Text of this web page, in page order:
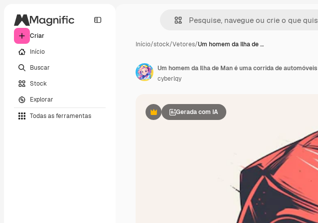
Criar
Início
Buscar
Stock
Explorar
Todas as ferramentas
Início/stock/Vetores/Um homem da Ilha de …
PremiumGerada com IA
Um homem da Ilha de Man é uma corrida de automóveis
cyberlqy